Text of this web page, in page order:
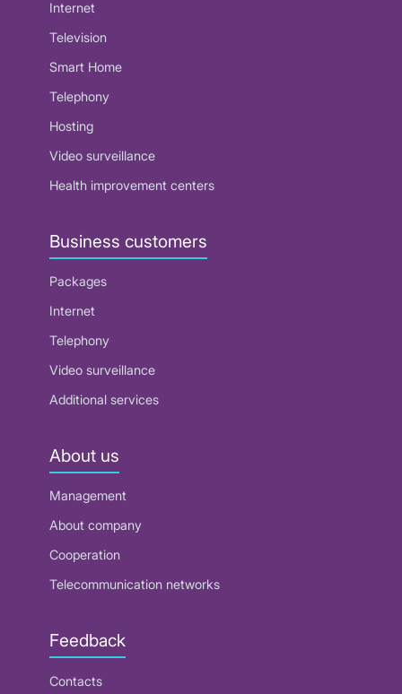
Internet
Television
Smart Home
Telephony
Hosting
Video surveillance
Health improvement centers
Business customers
Packages
Internet
Telephony
Video surveillance
Additional services
About us
Management
About company
Cooperation
Telecommunication networks
Feedback
Contacts